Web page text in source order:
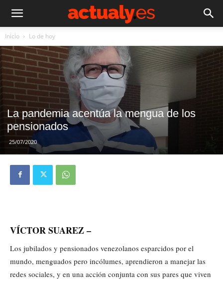
Inicio Lo de hoy
La pandemia acentúa la mengua de los
pensionados
25/07/2020
VÍCTOR SUAREZ –
Los jubilados y pensionados venezolanos esparcidos por el
mundo, menguados pero incólumes, aprendieron a manejar las
redes sociales, y en una acción conjunta con sus pares que viven